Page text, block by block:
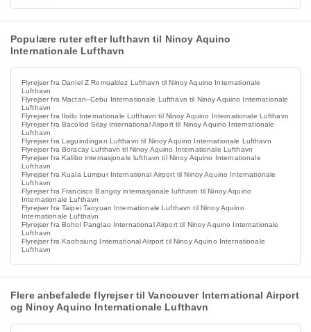
Populære ruter efter lufthavn til Ninoy Aquino
Internationale Lufthavn
Flyrejser fra Daniel Z Romualdez Lufthavn til Ninoy Aquino Internationale
Lufthavn
Flyrejser fra Mactan–Cebu Internationale Lufthavn til Ninoy Aquino Internationale
Lufthavn
Flyrejser fra Iloilo Internationale Lufthavn til Ninoy Aquino Internationale Lufthavn
Flyrejser fra Bacolod Silay International Airport til Ninoy Aquino Internationale
Lufthavn
Flyrejser fra Laguindingan Lufthavn til Ninoy Aquino Internationale Lufthavn
Flyrejser fra Boracay Lufthavn til Ninoy Aquino Internationale Lufthavn
Flyrejser fra Kalibo internasjonale lufthavn til Ninoy Aquino Internationale
Lufthavn
Flyrejser fra Kuala Lumpur International Airport til Ninoy Aquino Internationale
Lufthavn
Flyrejser fra Francisco Bangoy internasjonale lufthavn til Ninoy Aquino
Internationale Lufthavn
Flyrejser fra Taipei Taoyuan Internationale Lufthavn til Ninoy Aquino
Internationale Lufthavn
Flyrejser fra Bohol Panglao International Airport til Ninoy Aquino Internationale
Lufthavn
Flyrejser fra Kaohsiung International Airport til Ninoy Aquino Internationale
Lufthavn
Flere anbefalede flyrejser til Vancouver International Airport
og Ninoy Aquino Internationale Lufthavn